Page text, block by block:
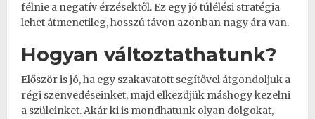
félnie a negatív érzésektől. Ez egy jó túlélési stratégia
lehet átmenetileg, hosszú távon azonban nagy ára van.
Hogyan változtathatunk?
Először is jó, ha egy szakavatott segítővel átgondoljuk a
régi szenvedéseinket, majd elkezdjük máshogy kezelni
a szüleinket. Akár ki is mondhatunk olyan dolgokat,